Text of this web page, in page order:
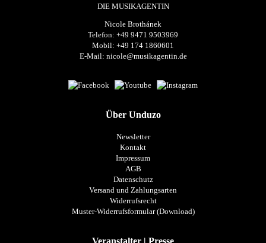
DIE MUSIKAGENTIN
Nicole Brothánek
Telefon: +49 9471 9503969
Mobil: +49 174 1860601
E-Mail: nicole@musikagentin.de
Über Unduzo
Newsletter
Kontakt
Impressum
AGB
Datenschutz
Versand und Zahlungsarten
Widerrufsrecht
Muster-Widerrufsformular (Download)